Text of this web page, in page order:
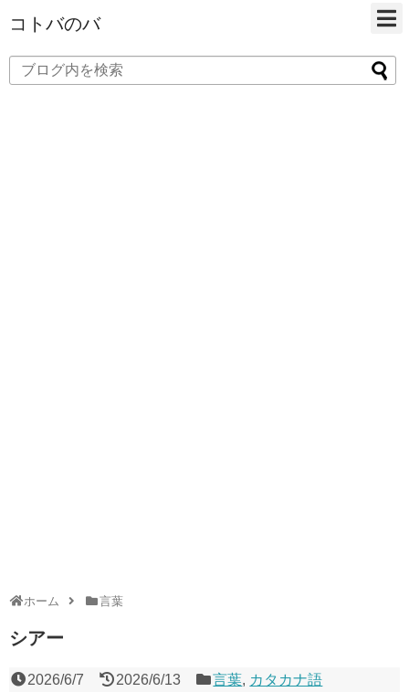
コトバのバ
ホーム 言葉
シアー
2026/6/7 2026/6/13 言葉, カタカナ語